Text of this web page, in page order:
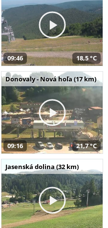
09:46 18,5 °C
Donovaly - Nová hoľa (17 km)
09:16 21,7 °C
Jasenská dolina (32 km)